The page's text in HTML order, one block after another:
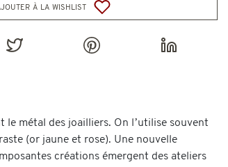
à la wishlist
le métal des joailliers. On l’utilise souvent
(or jaune et rose). Une nouvelle
créations émergent des ateliers